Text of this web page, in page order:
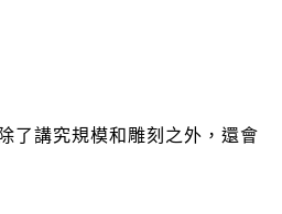
了講究規模和雕刻之外，還會